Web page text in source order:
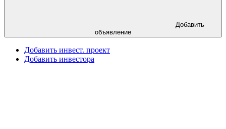
объявление
Добавить инвест. проект
Добавить инвестора